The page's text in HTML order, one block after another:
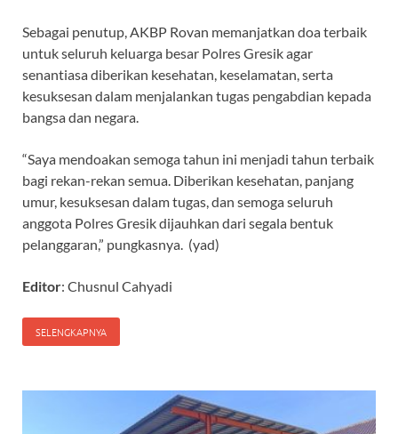
Sebagai penutup, AKBP Rovan memanjatkan doa terbaik
untuk seluruh keluarga besar Polres Gresik agar
senantiasa diberikan kesehatan, keselamatan, serta
kesuksesan dalam menjalankan tugas pengabdian kepada
bangsa dan negara.
“Saya mendoakan semoga tahun ini menjadi tahun terbaik
bagi rekan-rekan semua. Diberikan kesehatan, panjang
umur, kesuksesan dalam tugas, dan semoga seluruh
anggota Polres Gresik dijauhkan dari segala bentuk
pelanggaran,” pungkasnya. (yad)
Editor: Chusnul Cahyadi
SELENGKAPNYA